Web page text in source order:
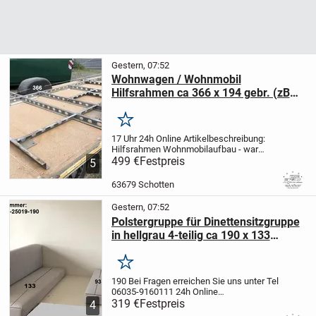
5
Gestern, 07:52
Wohnwagen / Wohnmobil
Hilfsrahmen ca 366 x 194 gebr. (zB
Merken
17 Uhr 24h Online Artikelbeschreibung:
Hilfsrahmen Wohnmobilaufbau - war
verbaut an einem Fiat 290 BJ 94 mit
-Aufbau des Herstellers
Bürstner - guter Zustand, Abmessungen
Wohnwagen / Anhänger geeignet -
Versand / Anlieferung nach Absprache
möglich. Zur Beachtung: Alle unsere
Waren sind zum Versand verpackt ein
„ANSCHAUEN“ ist daher leider nicht
möglich.
499 €Festpreis
63679 Schotten
4
Gestern, 07:52
Polstergruppe für Dinettensitzgruppe
in hellgrau 4-teilig ca 190 x 133
mit Reißverschluss - neutrales helles
Design (aus Hobby deluxe easy 400
EZ 2003)
Merken
190 Bei Fragen erreichen Sie uns unter Tel
06035-9160111 24h Online
Artikelbeschreibung: Polstergruppe für
Dinettensitzgruppe in hellgrau 4-teilig ca
319 €Festpreis